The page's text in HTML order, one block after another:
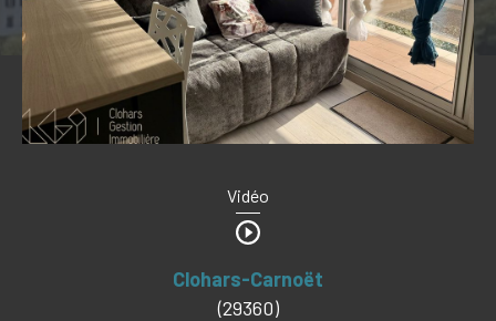
Vidéo
Clohars-Carnoët
(29360)
Surface
Surface
Pièces
Pièces
CRITÈRES SUPPLÉMENTAIRES